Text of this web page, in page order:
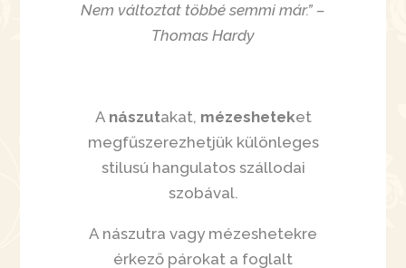
Nem változtat többé semmi már.” –
Thomas Hardy
A nászutakat, mézesheteket
megfűszerezhetjük különleges
stilusú hangulatos szállodai
szobával.
A nászutra vagy mézeshetekre
érkező párokat a foglalt